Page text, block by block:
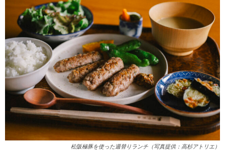
松阪極豚を使った週替りランチ（写真提供：高杉アトリエ）